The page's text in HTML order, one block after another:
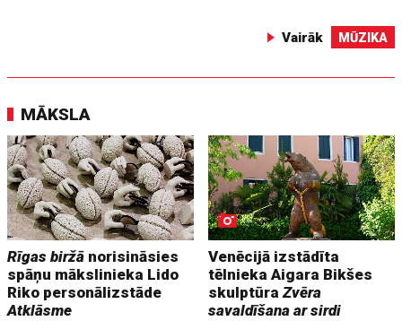
Vairāk MŪZIKA
MĀKSLA
Rīgas biržā norisināsies
spāņu mākslinieka Lido
Riko personālizstāde
Atklāsme
Venēcijā izstādīta
tēlnieka Aigara Bikšes
skulptūraZvēra
savaldīšana ar sirdi